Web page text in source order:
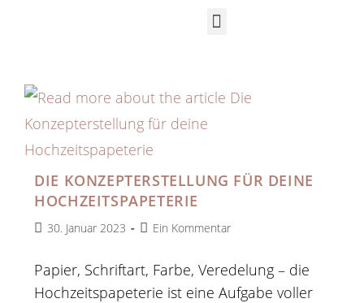
DIE KONZEPTERSTELLUNG FÜR DEINE
HOCHZEITSPAPETERIE
30. Januar 2023 Ein Kommentar
Papier, Schriftart, Farbe, Veredelung – die
Hochzeitspapeterie ist eine Aufgabe voller